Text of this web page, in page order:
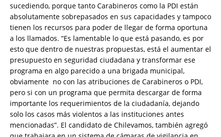
sucediendo, porque tanto Carabineros como la PDI están
absolutamente sobrepasados en sus capacidades y tampoco
tienen los recursos para poder de llegar de forma oportuna
a los llamados. “Es lamentable lo que está pasando, es por
esto que dentro de nuestras propuestas, está el aumentar el
presupuesto en seguridad ciudadana y transformar ese
programa en algo parecido a una brigada municipal,
obviamente no con las atribuciones de Carabineros o PDI,
pero si con un programa que permita descargar de forma
importante los requerimientos de la ciudadanía, dejando
solo los casos más violentos a las instituciones antes
mencionadas”. El candidato de Chilevamos, también agregó